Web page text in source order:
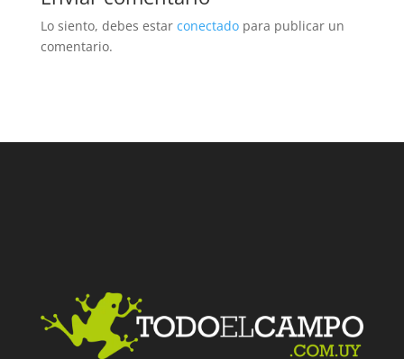
Lo siento, debes estar conectadopara publicar un
comentario.
Facebook